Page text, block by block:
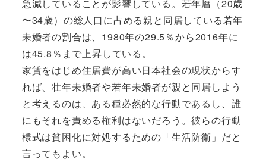
急減していることが影響している。若年層（20歳
〜34歳）の総人口に占める親と同居している若年
未婚者の割合は、1980年の29.5％から2016年に
は45.8％まで上昇している。
家賃をはじめ住居費が高い日本社会の現状からす
れば、壮年未婚者や若年未婚者が親と同居しよう
と考えるのは、ある種必然的な行動であるし、誰
にもそれを責める権利はないだろう。彼らの行動
様式は貧困化に対処するための「生活防衛」だと
言ってもよい。